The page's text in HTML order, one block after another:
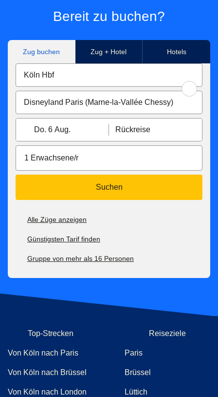
Bereit zu buchen?
Zug buchen Zug + Hotel Hotels
Do. 6 Aug. Rückreise
1 Erwachsene/r
Suchen
Alle Züge anzeigen
Günstigsten Tarif finden
Gruppe von mehr als 16 Personen
Top-Strecken
Von Köln nach Paris
Von Köln nach Brüssel
Von Köln nach London
Reiseziele
Paris
Brüssel
Lüttich